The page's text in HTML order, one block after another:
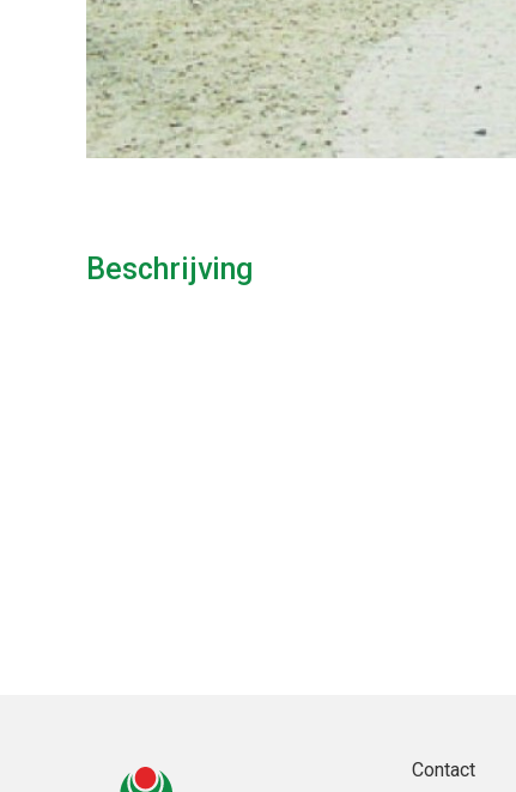
Beschrijving
Contact